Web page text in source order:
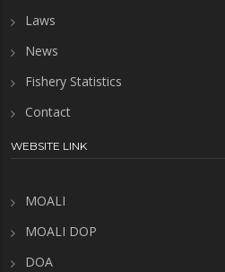
Laws
News
Fishery Statistics
Contact
WEBSITE LINK
MOALI
MOALI DOP
DOA